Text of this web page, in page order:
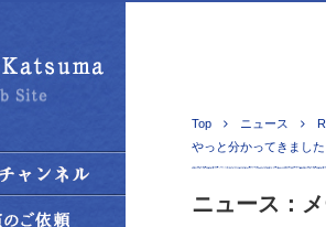
Top ニュース
やっと分かってきました
ニュース：